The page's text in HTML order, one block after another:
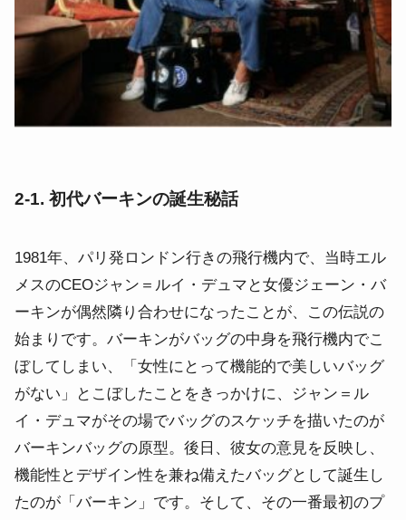
2-1. 初代バーキンの誕生秘話
1981年、パリ発ロンドン行きの飛行機内で、当時エル
メスのCEOジャン＝ルイ・デュマと女優ジェーン・バ
ーキンが偶然隣り合わせになったことが、この伝説の
始まりです。バーキンがバッグの中身を飛行機内でこ
ぼしてしまい、「女性にとって機能的で美しいバッグ
がない」とこぼしたことをきっかけに、ジャン＝ル
イ・デュマがその場でバッグのスケッチを描いたのが
バーキンバッグの原型。後日、彼女の意見を反映し、
機能性とデザイン性を兼ね備えたバッグとして誕生し
たのが「バーキン」です。そして、その一番最初のプ